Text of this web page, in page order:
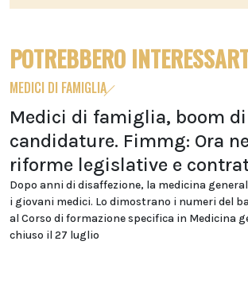
POTREBBERO
MEDICI DI FAMIGLIA
Medici di famiglia, boom di
candidature. Fimmg: Ora
riforme legislative e
Dopo anni di disaffezione, la medicina
i giovani medici. Lo dimostrano i numeri del
al Corso di formazione specifica in Medicina
chiuso il 27 luglio